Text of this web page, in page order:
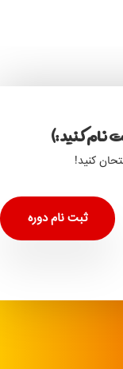
نام کنید :)
کنید!
ثبت نام دوره